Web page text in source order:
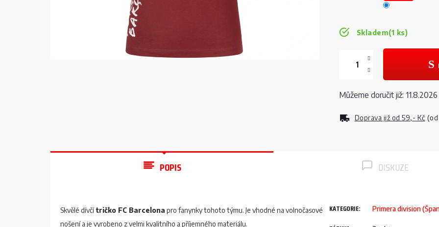
Skladem(1 ks)
Doprava již od 59,- Kč
Můžeme doručit již: 11.8.2026
POPIS DISKUZE
Skvělé dívčítričko FC Barcelona pro fanynky tohoto týmu. Je vhodné na volnočasové
nošení a je vyrobeno z velmi kvalitního a příjemného materiálu.
KATEGORIE: Primera division